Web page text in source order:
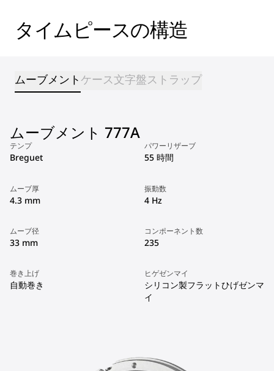
タイムピースの構造
ムーブメント ケース文字盤ストラップ
ムーブメント 777A
テンプ
Breguet
パワーリザーブ
55 時間
ムーブ厚
4.3 mm
振動数
4 Hz
ムーブ径
33 mm
コンポーネント数
235
巻き上げ
自動巻き
ヒゲゼンマイ
シリコン製フラットひげゼンマ
イ